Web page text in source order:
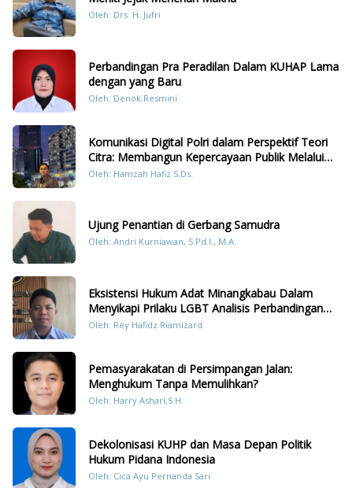
Oleh: Drs. H. Jufri
Perbandingan Pra Peradilan Dalam KUHAP Lama
dengan yang Baru
Oleh: Denok Resmini
Komunikasi Digital Polri dalam Perspektif Teori
Citra: Membangun Kepercayaan Publik Melalui
Konten Humanis Kesiapsiagaan Bencana di
Oleh: Hamzah Hafiz S.Ds.
Ujung Penantian di Gerbang Samudra
Oleh: Andri Kurniawan, S.Pd.I., M.A.
Eksistensi Hukum Adat Minangkabau Dalam
Menyikapi Prilaku LGBT Analisis Perbandingan
Dengan Hukum Pidana
Oleh: Rey Hafidz Riamizard
Pemasyarakatan di Persimpangan Jalan:
Menghukum Tanpa Memulihkan?
Oleh: Harry Ashari,S.H.
Dekolonisasi KUHP dan Masa Depan Politik
Hukum Pidana Indonesia
Oleh: Cica Ayu Pernanda Sari